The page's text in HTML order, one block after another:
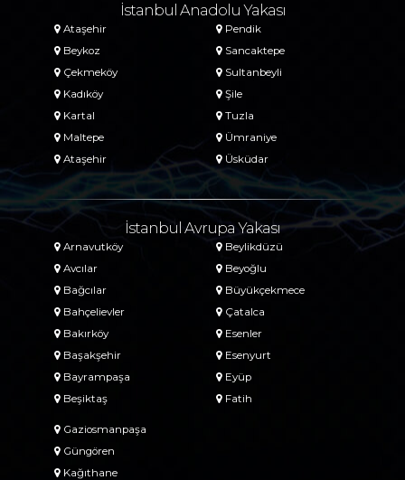
İstanbul Anadolu Yakası
Ataşehir
Beykoz
Çekmeköy
Kadıköy
Kartal
Maltepe
Ataşehir
Pendik
Sancaktepe
Sultanbeyli
Şile
Tuzla
Ümraniye
Üsküdar
İstanbul Avrupa Yakası
Arnavutköy
Avcılar
Bağcılar
Bahçelievler
Bakırköy
Başakşehir
Bayrampaşa
Beşiktaş
Beylikdüzü
Beyoğlu
Büyükçekmece
Çatalca
Esenler
Esenyurt
Eyüp
Fatih
Gaziosmanpaşa
Güngören
Kağıthane